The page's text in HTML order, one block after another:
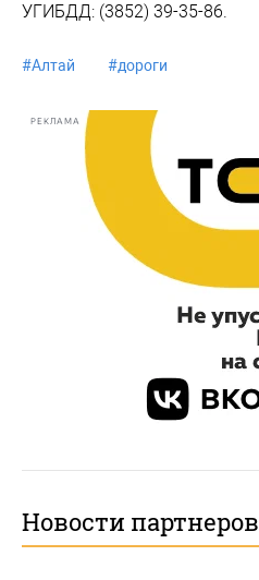
УГИБДД: (3852) 39-35-86.
#Алтай #дороги
РЕКЛАМА
Новости партнеров